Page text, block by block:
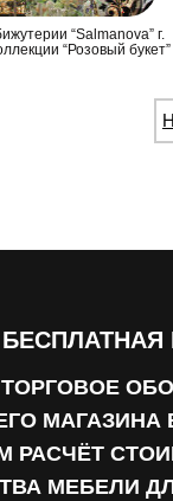
“Salmanova” г.
“Розовый букет”
БЕСПЛАТНАЯ
МАГАЗИНА
РАСЧЁТ
МЕБЕЛИ